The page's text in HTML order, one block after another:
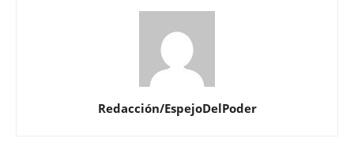
Redacción/EspejoDelPoder